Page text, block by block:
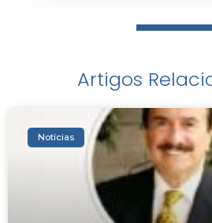
Artigos
Notícias